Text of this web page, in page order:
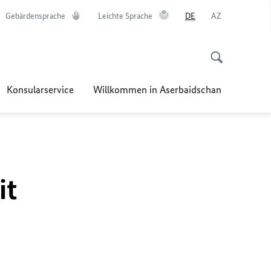
Gebärdensprache Leichte Sprache DE AZ
Konsularservice Willkommen in Aserbaidschan